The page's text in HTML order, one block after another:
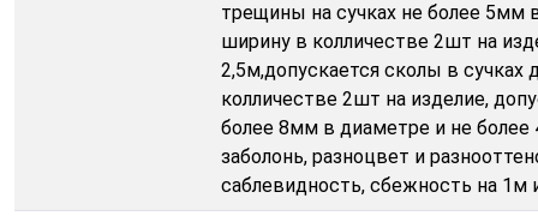
трещины на сучках не более 5мм
ширину в колличестве 2шт на
2,5м,допускается сколы в
колличестве 2шт на изделие,
более 8мм в диаметре и не более
заболонь, разноцвет и
саблевидность, сбежность на 1м